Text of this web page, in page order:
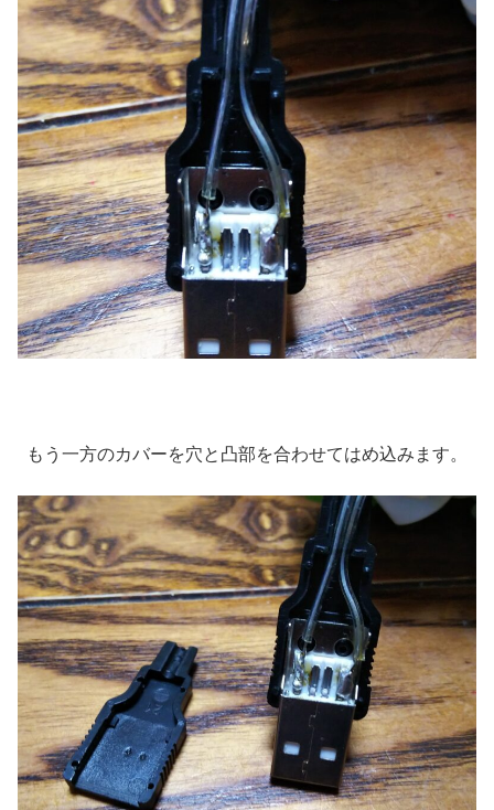
もう一方のカバーを穴と凸部を合わせてはめ込みます。